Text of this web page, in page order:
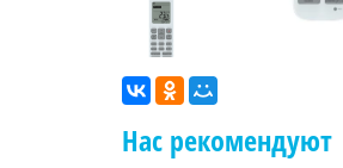
Нас рекомендуют